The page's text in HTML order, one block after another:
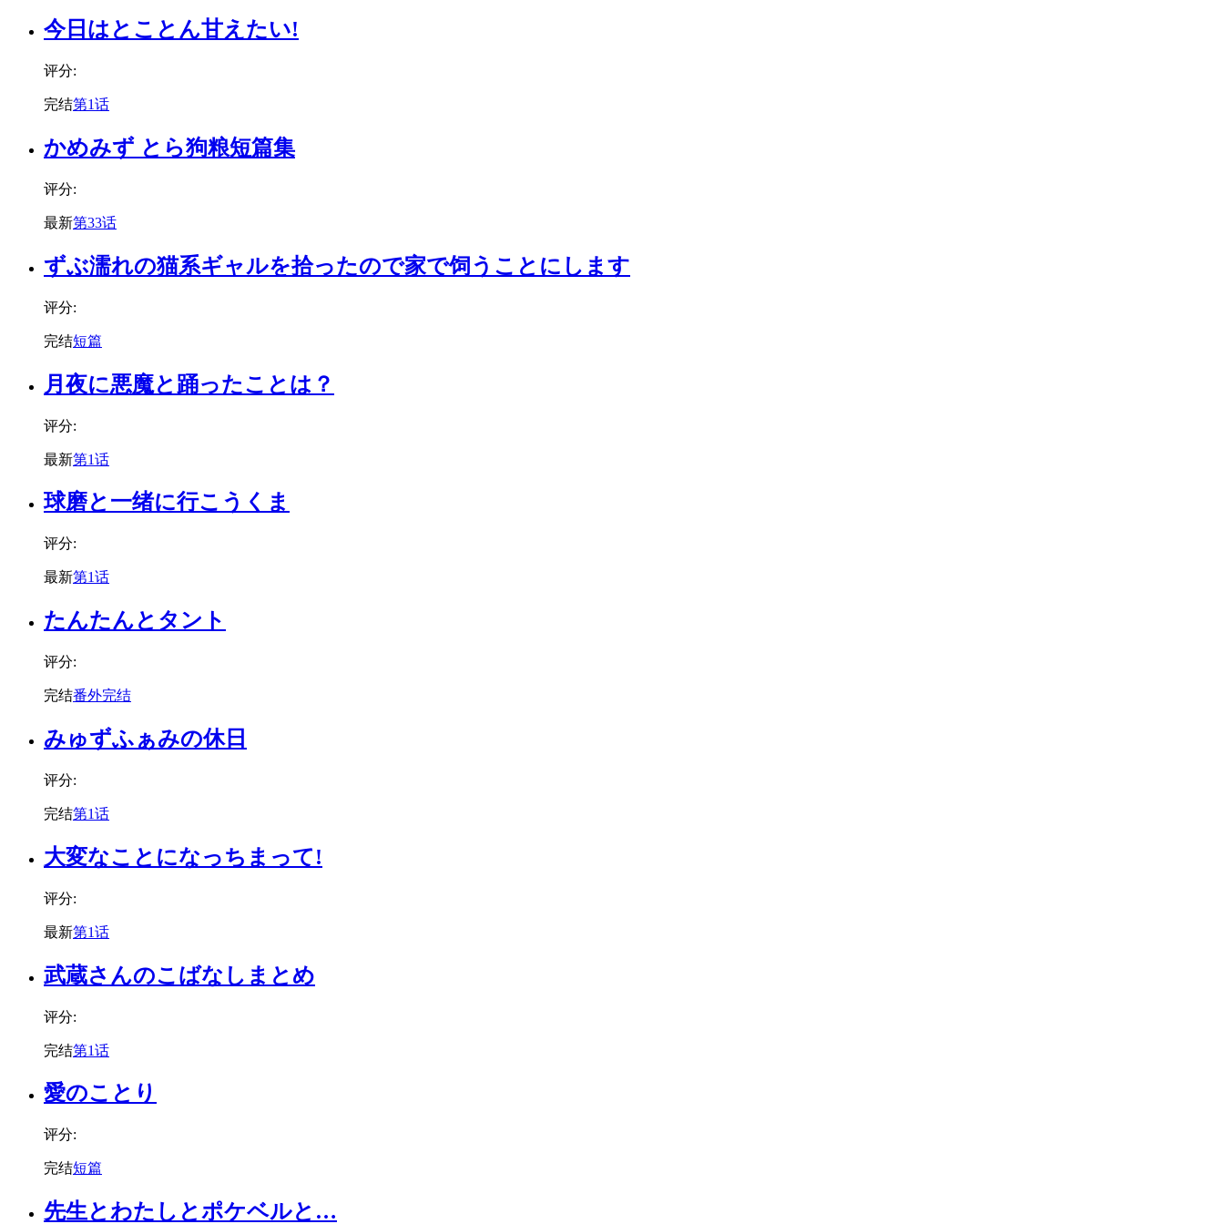
今日はとことん甘えたい!
评分:
完结第1话
かめみず とら狗粮短篇集
评分:
最新第33话
ずぶ濡れの猫系ギャルを拾ったので家で饲うことにします
评分:
完结短篇
月夜に悪魔と踊ったことは？
评分:
最新第1话
球磨と一绪に行こうくま
评分:
最新第1话
たんたんとタント
评分:
完结番外完结
みゅずふぁみの休日
评分:
完结第1话
大変なことになっちまって!
评分:
最新第1话
武蔵さんのこばなしまとめ
评分:
完结第1话
愛のことり
评分:
完结短篇
先生とわたしとポケベルと…